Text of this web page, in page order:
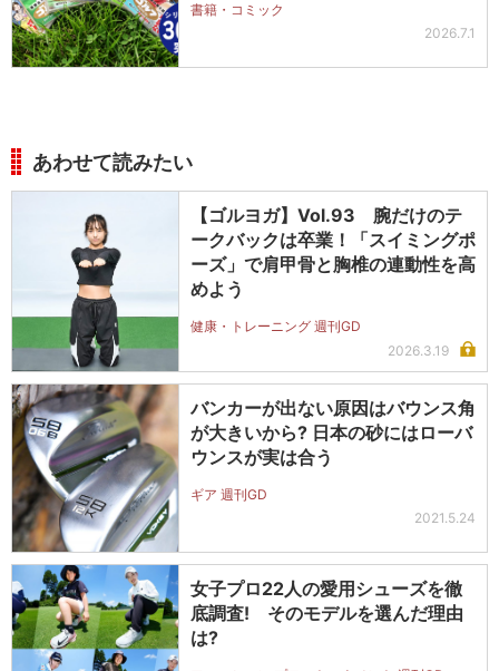
書籍・コミック
2026.7.1
あわせて読みたい
【ゴルヨガ】Vol.93 腕だけのテ
ークバックは卒業！「スイミングポ
ーズ」で肩甲骨と胸椎の連動性を高
めよう
健康・トレーニング 週刊GD
2026.3.19
バンカーが出ない原因はバウンス角
が大きいから? 日本の砂にはローバ
ウンスが実は合う
ギア 週刊GD
2021.5.24
女子プロ22人の愛用シューズを徹
底調査! そのモデルを選んだ理由
は?